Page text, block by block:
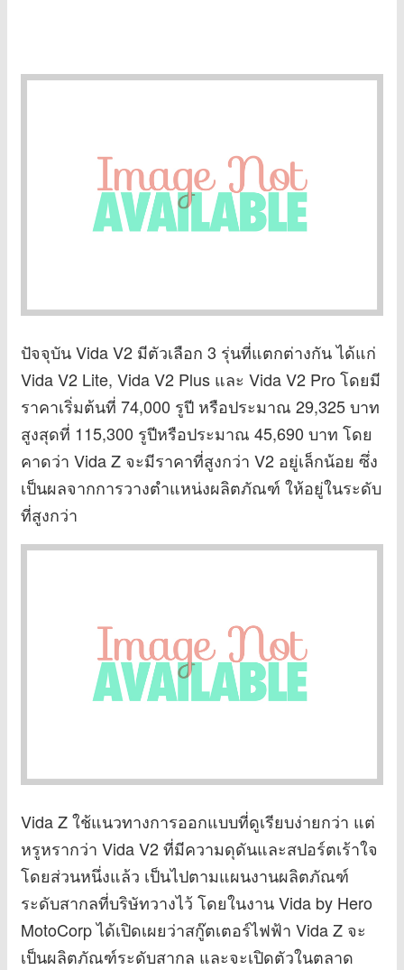
ปัจจุบัน Vida V2 มีตัวเลือก 3 รุ่นที่แตกต่างกัน ได้แก่
Vida V2 Lite, Vida V2 Plus และ Vida V2 Pro โดยมี
ราคาเริ่มต้นที่ 74,000 รูปี หรือประมาณ 29,325 บาท
สูงสุดที่ 115,300 รูปีหรือประมาณ 45,690 บาท โดย
คาดว่า Vida Z จะมีราคาที่สูงกว่า V2 อยู่เล็กน้อย ซึ่ง
เป็นผลจากการวางตำแหน่งผลิตภัณฑ์ ให้อยู่ในระดับ
ที่สูงกว่า
Vida Z ใช้แนวทางการออกแบบที่ดูเรียบง่ายกว่า แต่
หรูหรากว่า Vida V2 ที่มีความดุดันและสปอร์ตเร้าใจ
โดยส่วนหนึ่งแล้ว เป็นไปตามแผนงานผลิตภัณฑ์
ระดับสากลที่บริษัทวางไว้ โดยในงาน Vida by Hero
MotoCorp ได้เปิดเผยว่าสกู๊ตเตอร์ไฟฟ้า Vida Z จะ
เป็นผลิตภัณฑ์ระดับสากล และจะเปิดตัวในตลาด